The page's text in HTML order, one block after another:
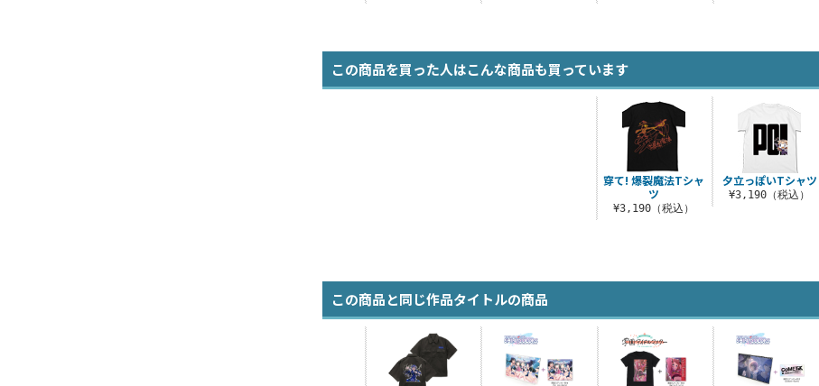
この商品を買った人はこんな商品も買っています
穿て! 爆裂魔法Tシャ
ツ
¥3,190（税込）
夕立っぽいTシャツ
¥3,190（税込）
この商品と同じ作品タイトルの商品